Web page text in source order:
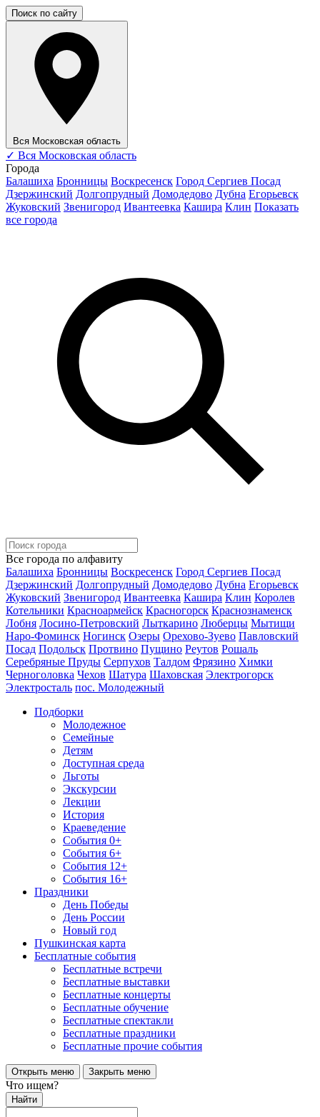
Поиск по сайту
Вся Московская область
✓ Вся Московская область
Города
Балашиха Бронницы Воскресенск Город Сергиев Посад
Дзержинский Долгопрудный Домодедово Дубна Егорьевск
Жуковский Звенигород Ивантеевка Кашира Клин Показать
все города
Все города по алфавиту
Балашиха Бронницы Воскресенск Город Сергиев Посад
Дзержинский Долгопрудный Домодедово Дубна Егорьевск
Жуковский Звенигород Ивантеевка Кашира Клин Королев
Котельники Красноармейск Красногорск Краснознаменск
Лобня Лосино-Петровский Лыткарино Люберцы Мытищи
Наро-Фоминск Ногинск Озеры Орехово-Зуево Павловский
Посад Подольск Протвино Пущино Реутов Рошаль
Серебряные Пруды Серпухов Талдом Фрязино Химки
Черноголовка Чехов Шатура Шаховская Электрогорск
Электросталь пос. Молодежный
Подборки
Молодежное
Семейные
Детям
Доступная среда
Льготы
Экскурсии
Лекции
История
Краеведение
События 0+
События 6+
События 12+
События 16+
Праздники
День Победы
День России
Новый год
Пушкинская карта
Бесплатные события
Бесплатные встречи
Бесплатные выставки
Бесплатные концерты
Бесплатные обучение
Бесплатные спектакли
Бесплатные праздники
Бесплатные прочие события
Открыть меню Закрыть меню
Что ищем?
Найти